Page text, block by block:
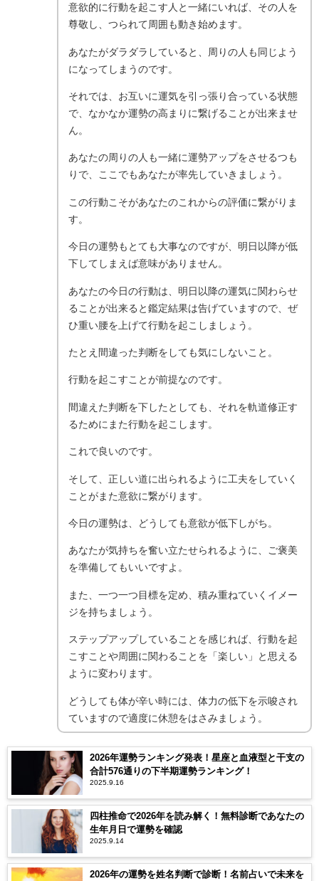
意欲的に行動を起こす人と一緒にいれば、その人を
尊敬し、つられて周囲も動き始めます。
あなたがダラダラしていると、周りの人も同じよう
になってしまうのです。
それでは、お互いに運気を引っ張り合っている状態
で、なかなか運勢の高まりに繋げることが出来ませ
ん。
あなたの周りの人も一緒に運勢アップをさせるつも
りで、ここでもあなたが率先していきましょう。
この行動こそがあなたのこれからの評価に繋がりま
す。
今日の運勢もとても大事なのですが、明日以降が低
下してしまえば意味がありません。
あなたの今日の行動は、明日以降の運気に関わらせ
ることが出来ると鑑定結果は告げていますので、ぜ
ひ重い腰を上げて行動を起こしましょう。
たとえ間違った判断をしても気にしないこと。
行動を起こすことが前提なのです。
間違えた判断を下したとしても、それを軌道修正す
るためにまた行動を起こします。
これで良いのです。
そして、正しい道に出られるように工夫をしていく
ことがまた意欲に繋がります。
今日の運勢は、どうしても意欲が低下しがち。
あなたが気持ちを奮い立たせられるように、ご褒美
を準備してもいいですよ。
また、一つ一つ目標を定め、積み重ねていくイメー
ジを持ちましょう。
ステップアップしていることを感じれば、行動を起
こすことや周囲に関わることを「楽しい」と思える
ように変わります。
どうしても体が辛い時には、体力の低下を示唆され
ていますので適度に休憩をはさみましょう。
2026年運勢ランキング発表！星座と血液型と干支の
合計576通りの下半期運勢ランキング！
2025.9.16
四柱推命で2026年を読み解く！無料診断であなたの
生年月日で運勢を確認
2025.9.14
2026年の運勢を姓名判断で診断！名前占いで未来を